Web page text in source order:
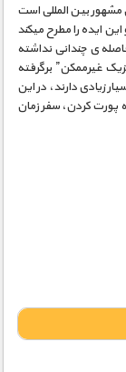
مشهور بین­ المللی است
ایده را مطرح می­کند
ی چندانی نداشته
غیرممکن” برگرفته
زیادی دارند، در این
پورت کردن، سفر زمان